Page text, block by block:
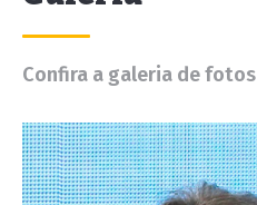
Confira a galeria de fotos